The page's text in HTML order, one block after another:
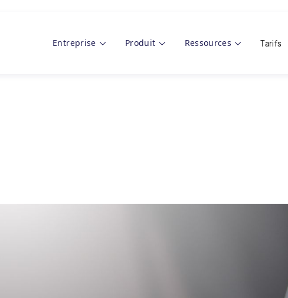
Entreprise Produit Ressources Tarifs